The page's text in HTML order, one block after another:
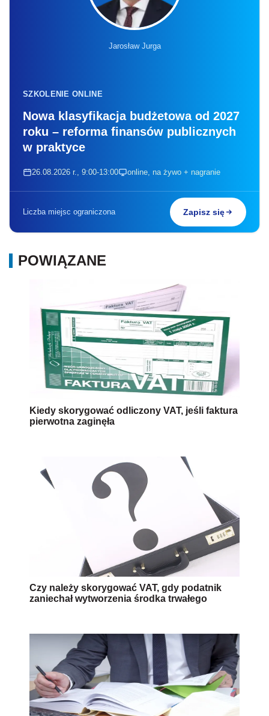
Jarosław Jurga
SZKOLENIE ONLINE
Nowa klasyfikacja budżetowa od 2027
roku – reforma finansów publicznych
w praktyce
26.08.2026 r., 9:00-13:00 online, na żywo + nagranie
Liczba miejsc ograniczona Zapisz się
POWIĄZANE
Kiedy skorygować odliczony VAT, jeśli faktura
pierwotna zaginęła
Czy należy skorygować VAT, gdy podatnik
zaniechał wytworzenia środka trwałego